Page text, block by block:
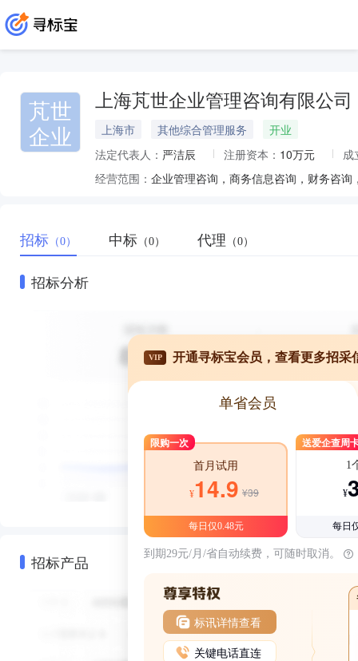
芃世
企业
上海芃世企业管理咨询有限公司
上海市 其他综合管理服务
开业
法定代表人： 严洁辰 注册资本： 10万元
成
经营范围：
招标 （0） 中标 （0） 代理 （0）
招标分析
招标产品
VIP 开通寻标宝会员，查看更多招采
单省会员
限购一次
首月试用
¥14.9 ¥39
每日仅0.48元
送爱企查周
1
¥
每日
到期29元/月/省自动续费，可随时取消。
标讯详情查看
关键电话直连